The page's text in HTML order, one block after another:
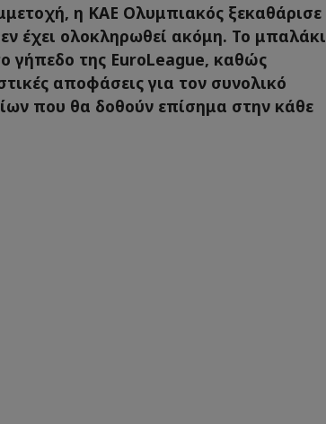
η ΚΑΕ Ολυμπιακός ξεκαθάρισε
έχει ολοκληρωθεί ακόμη. Το μπαλάκι
γήπεδο της EuroLeague, καθώς
αποφάσεις για τον συνολικό
που θα δοθούν επίσημα στην κάθε